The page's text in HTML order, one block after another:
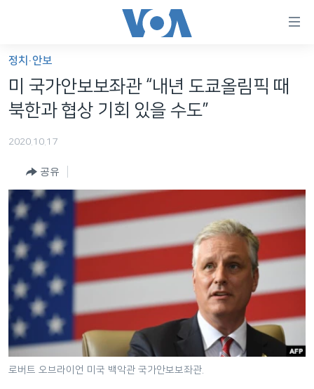
가
능
링
텐
로
동
인
비
세계
프로그램
주파수 안내
FOLLOW US
언어 선택
정치·안보
미 국가안보보좌관 “내년 도쿄올림픽 때
북한과 협상 기회 있을 수도”
2020.10.17
공유
로버트 오브라이언 미국 백악관 국가안보보좌관.